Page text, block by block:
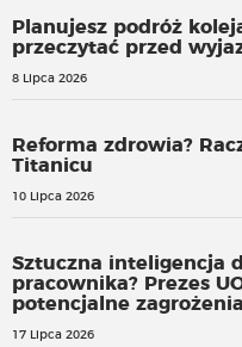
Planujesz podróż
przeczytać przed
8 Lipca 2026
Reforma zdrowia?
Titanicu
10 Lipca 2026
Sztuczna inteligencja
pracownika? Prezes
potencjalne zagrożenia
17 Lipca 2026